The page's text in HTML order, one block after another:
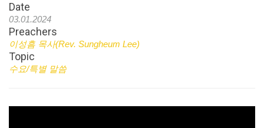
Date
03.01.2024
Preachers
이성흠 목사(Rev. Sungheum Lee)
Topic
수요/특별 말씀